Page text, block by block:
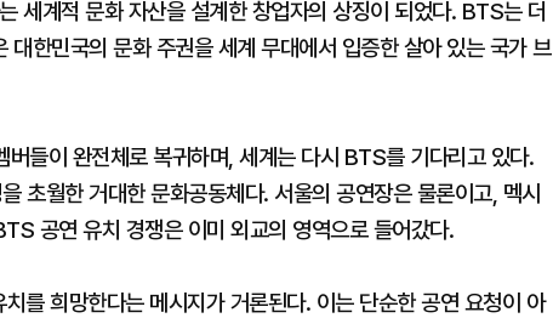
세계적 문화 자산을 설계한 창업자의 상징이 되었다. BTS는 더
대한민국의 문화 주권을 세계 무대에서 입증한 살아 있는 국가 브
들이 완전체로 복귀하며, 세계는 다시 BTS를 기다리고 있다.
초월한 거대한 문화공동체다. 서울의 공연장은 물론이고, 멕시
공연 유치 경쟁은 이미 외교의 영역으로 들어갔다.
를 희망한다는 메시지가 거론된다. 이는 단순한 공연 요청이 아